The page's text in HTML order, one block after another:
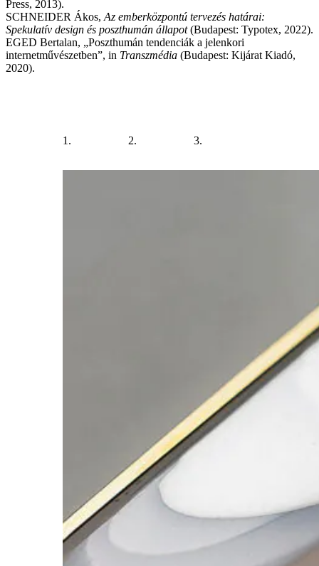
Press, 2013).
SCHNEIDER Ákos, Az emberközpontú tervezés határai:
Spekulatív design és poszthumán állapot(Budapest: Typotex, 2022).
EGED Bertalan, „Poszthumán tendenciák a jelenkori
internetművészetben”, in Transzmédia (Budapest: Kijárat Kiadó,
2020).
1. 2. 3.